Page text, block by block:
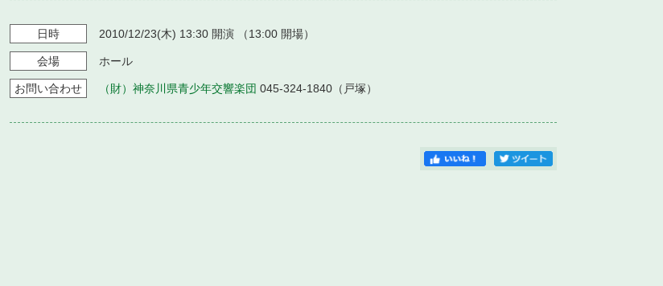
日時 2010/12/23(木) 13:30 開演 （13:00 開場）
会場 ホール
お問い合わせ （財）神奈川県青少年交響楽団 045-324-1840（戸塚）